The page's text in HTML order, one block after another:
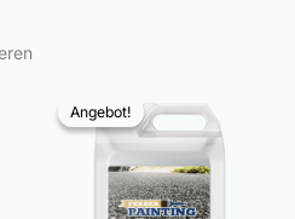
Angebot!
Angebot!